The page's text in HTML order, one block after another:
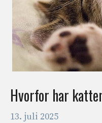
Hvorfor har
13. juli 2025